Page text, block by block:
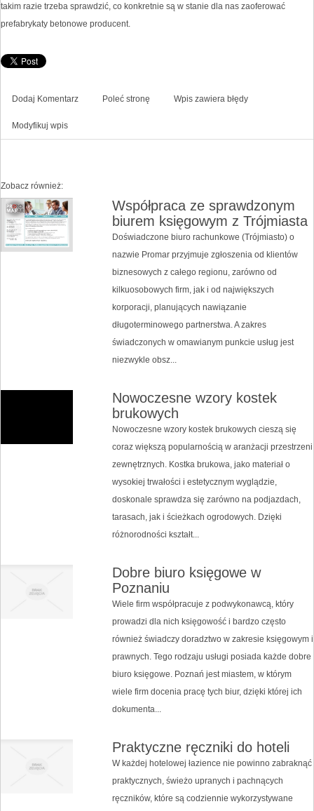
takim razie trzeba sprawdzić, co konkretnie są w stanie dla nas zaoferować
prefabrykaty betonowe producent.
Dodaj Komentarz Poleć stronę Wpis zawiera błędy
Modyfikuj wpis
Zobacz również:
Współpraca ze sprawdzonym
biurem księgowym z Trójmiasta
Doświadczone biuro rachunkowe (Trójmiasto) o
nazwie Promar przyjmuje zgłoszenia od klientów
biznesowych z całego regionu, zarówno od
kilkuosobowych firm, jak i od największych
korporacji, planujących nawiązanie
długoterminowego partnerstwa. A zakres
świadczonych w omawianym punkcie usług jest
niezwykle obsz...
Nowoczesne wzory kostek
brukowych
Nowoczesne wzory kostek brukowych cieszą się
coraz większą popularnością w aranżacji przestrzeni
zewnętrznych. Kostka brukowa, jako materiał o
wysokiej trwałości i estetycznym wyglądzie,
doskonale sprawdza się zarówno na podjazdach,
tarasach, jak i ścieżkach ogrodowych. Dzięki
różnorodności kształt...
Dobre biuro księgowe w
Poznaniu
Wiele firm współpracuje z podwykonawcą, który
prowadzi dla nich księgowość i bardzo często
również świadczy doradztwo w zakresie księgowym i
prawnych. Tego rodzaju usługi posiada każde dobre
biuro księgowe. Poznań jest miastem, w którym
wiele firm docenia pracę tych biur, dzięki której ich
dokumenta...
Praktyczne ręczniki do hoteli
W każdej hotelowej łazience nie powinno zabraknąć
praktycznych, świeżo upranych i pachnących
ręczników, które są codziennie wykorzystywane